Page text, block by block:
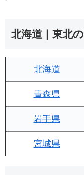
北海道｜東北
北海道
青森県
岩手県
宮城県